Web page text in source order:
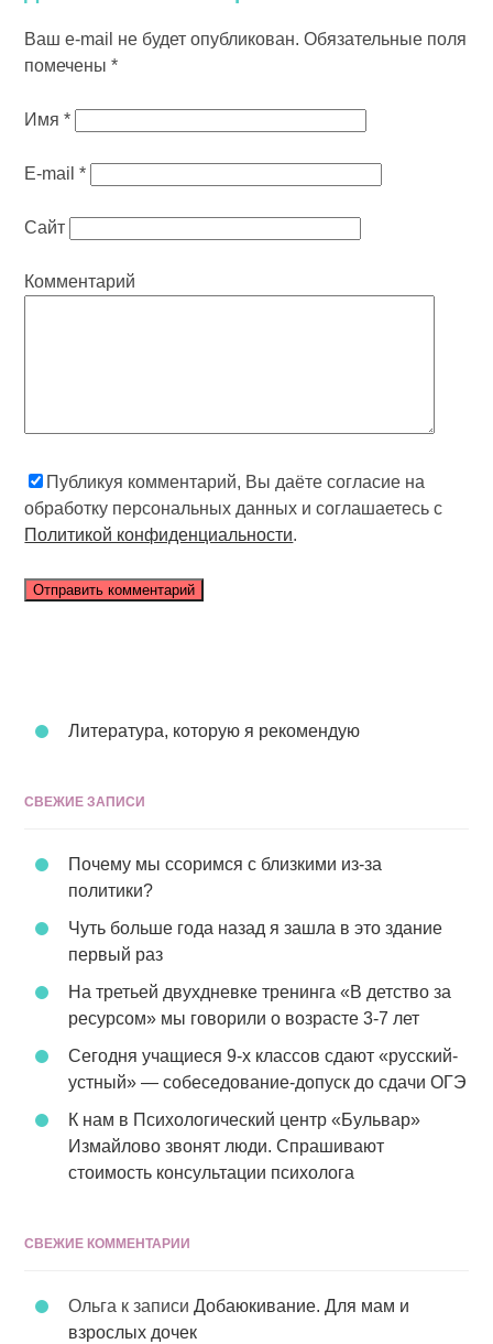
Ваш e-mail не будет опубликован. Обязательные поля
помечены*
Имя*
E-mail*
Сайт
Комментарий
Публикуя комментарий, Вы даёте согласие на
обработку персональных данных и соглашаетесь с
Политикой конфиденциальности.
Литература, которую я рекомендую
СВЕЖИЕ ЗАПИСИ
Почему мы ссоримся с близкими из-за
политики?
Чуть больше года назад я зашла в это здание
первый раз
На третьей двухдневке тренинга «В детство за
ресурсом» мы говорили о возрасте 3-7 лет
Сегодня учащиеся 9-х классов сдают «русский-
устный» — собеседование-допуск до сдачи ОГЭ
К нам в Психологический центр «Бульвар»
Измайлово звонят люди. Спрашивают
стоимость консультации психолога
СВЕЖИЕ КОММЕНТАРИИ
Ольга к записиДобаюкивание. Для мам и
взрослых дочек